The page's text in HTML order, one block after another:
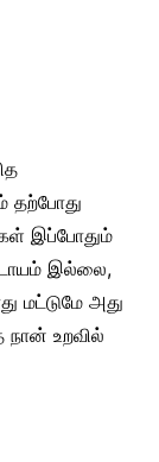
தற்போது
இப்போதும்
இல்லை,
மட்டுமே அது
நான் உறவில்